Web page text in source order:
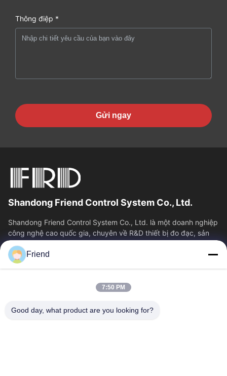
Thông điệp *
Gửi ngay
Shandong Friend Control System Co., Ltd.
Shandong Friend Control System Co., Ltd. là một doanh nghiệp
công nghệ cao quốc gia, chuyên về R&D thiết bị đo đạc, sản
xuất và dịch vụ điều...
Liên Kết Nhanh
Về Chúng Tôi
Tham Quan Nhà Máy
Kiểm Soát Chất Lượng
Friend
7:50 PM
Good day, what product are you looking for?